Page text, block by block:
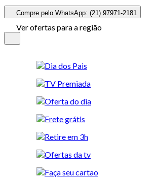
Compre pelo WhatsApp: (21) 97971-2181
Ver ofertas para a região